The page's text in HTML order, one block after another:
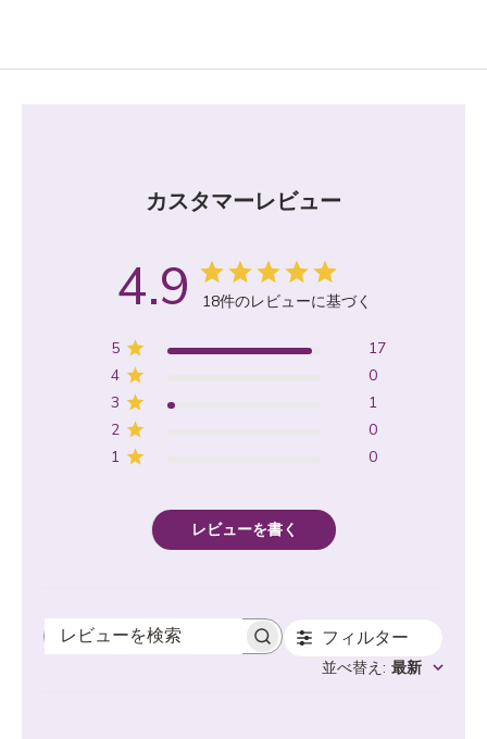
カスタマーレビュー
4.9 18件のレビューに基づく
5
17
4
0
3
1
2
0
1
0
レビューを書く
レビューを検索 フィルター
並べ替え : 最新